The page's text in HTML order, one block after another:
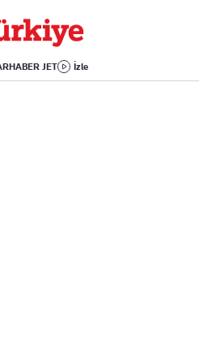
HABER JET İzle
Kitap